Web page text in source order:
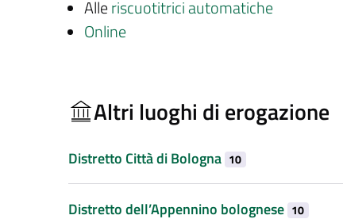
Alleriscuotitrici automatiche
Online
Altri luoghi di erogazione
Distretto Città di Bologna 10
Distretto dell’Appennino bolognese 10